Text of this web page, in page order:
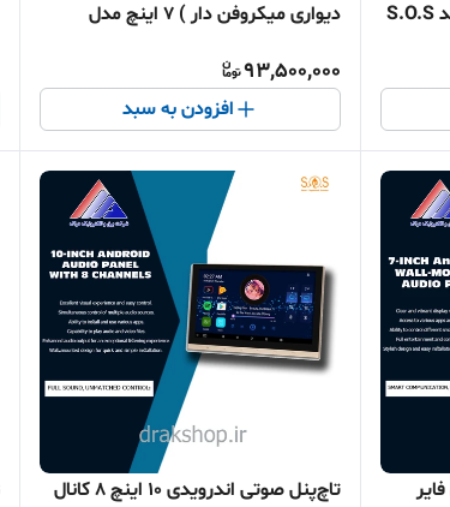
دیواری میکروفن دار ) 7 اینچ مدل
93,500,000
افزودن به سبد
تاچ‌پنل صوتی اندرویدی 10 اینچ 8 کانال